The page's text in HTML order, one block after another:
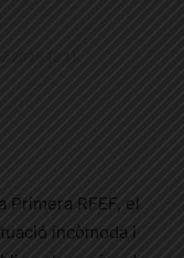
RFEF, el
incòmoda i